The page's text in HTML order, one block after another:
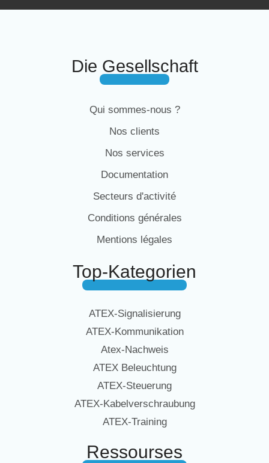
Die Gesellschaft
Qui sommes-nous ?
Nos clients
Nos services
Documentation
Secteurs d'activité
Conditions générales
Mentions légales
Top-Kategorien
ATEX-Signalisierung
ATEX-Kommunikation
Atex-Nachweis
ATEX Beleuchtung
ATEX-Steuerung
ATEX-Kabelverschraubung
ATEX-Training
Ressourses